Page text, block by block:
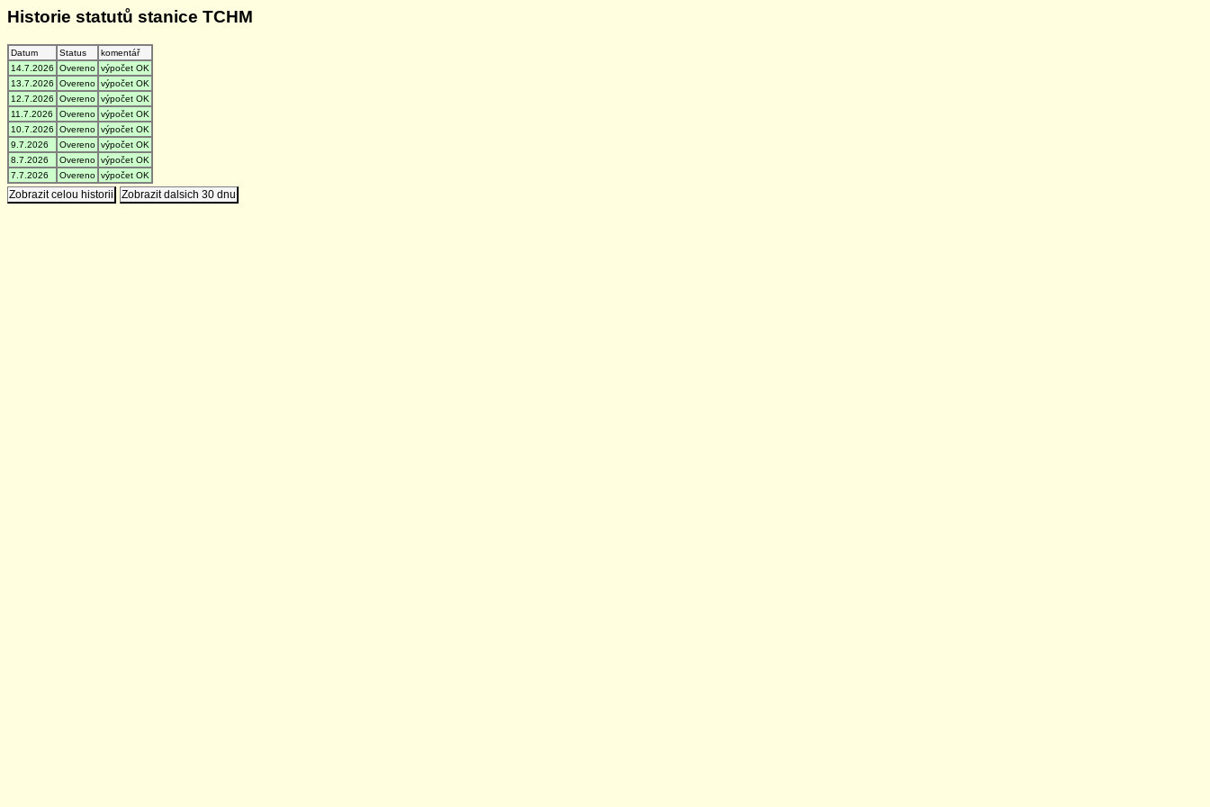
Historie statutů stanice TCHM
Datum Status
komentář
14.7.2026
Overeno výpočet OK
13.7.2026
Overeno výpočet OK
12.7.2026
Overeno výpočet OK
11.7.2026
Overeno výpočet OK
10.7.2026
Overeno výpočet OK
9.7.2026
Overeno výpočet OK
8.7.2026
Overeno výpočet OK
7.7.2026
Overeno výpočet OK
Zobrazit celou historii Zobrazit dalsich 30 dnu